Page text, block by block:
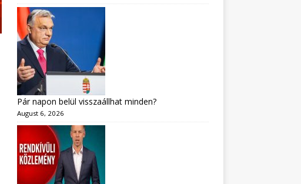
Pár napon belül visszaállhat minden?
August 6, 2026